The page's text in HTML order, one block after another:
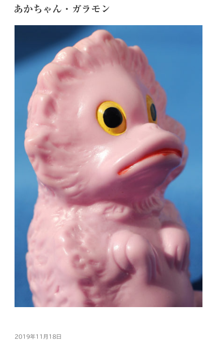
稿
日:
あかちゃん・ガラモン
投
2019年11月18日